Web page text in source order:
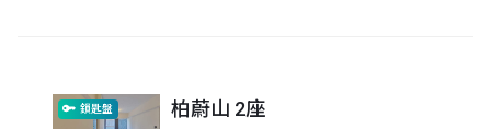
鎖匙盤 柏蔚山 2座